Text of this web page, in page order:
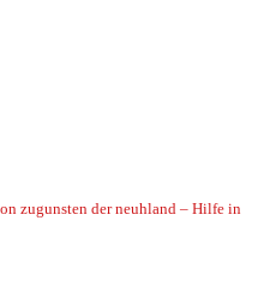
zugunsten der neuhland – Hilfe in